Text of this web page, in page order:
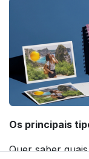
Os principais
Quer saber